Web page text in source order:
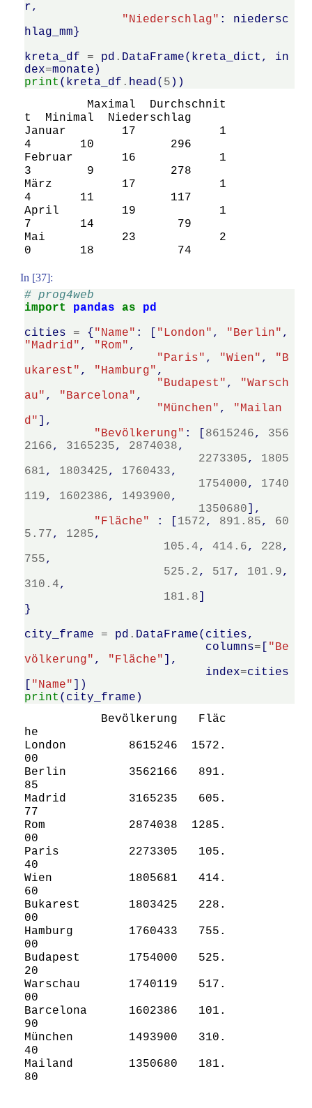
r,
"Niederschlag" :
niedersc
hlag_mm }
kreta_df
= pd . DataFrame( kreta_dict ,
in
dex=monate )
print ( kreta_df . head( 5 ))
t  Minimal  Niederschlag
Januar        17            1
4       10           296
Februar       16            1
3        9           278
März          17            1
4       11           117
April         19            1
7       14            79
Mai           23            2
In [37]:
# prog4web
import
pandas as
pd
cities
= { "Name" : "London" , "Berlin" ,
"Madrid" , "Rom" ,
"Paris" , "Wien" ,
"B
ukarest" , "Hamburg" ,
"Budapest" ,
"Warsch
au" , "Barcelona" ,
"München" ,
"Mailan
d"
],
"Bevölkerung" : 8615246,
356
2166, 3165235, 2874038,
2273305,
1805
681, 1803425, 1760433,
1754000,
1740
119, 1602386, 1493900,
1350680 ],
"Fläche"
: 1572, 891.85,
60
5.77, 1285,
105.4, 414.6, 228,
755,
525.2, 517, 101.9,
310.4,
181.8
}
city_frame
= pd . DataFrame( cities,
columns=
"Be
völkerung" , "Fläche"
],
index=cities
"Name"
])
print ( city_frame )
he
London         8615246  1572.
00
Berlin         3562166   891.
85
Madrid         3165235   605.
77
Rom            2874038  1285.
00
Paris          2273305   105.
40
Wien           1805681   414.
60
Bukarest       1803425   228.
00
Hamburg        1760433   755.
00
Budapest       1754000   525.
20
Warschau       1740119   517.
00
Barcelona      1602386   101.
90
München        1493900   310.
40
Mailand        1350680   181.